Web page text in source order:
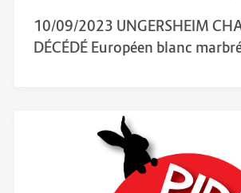
10/09/2023 UNGERSHEIM
DÉCÉDÉ Européen blanc